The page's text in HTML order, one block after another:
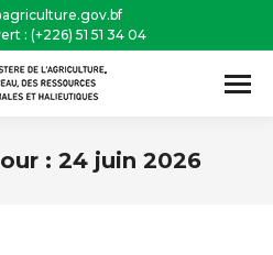
: (+226) 51 51 34 04
: 24 juin 2026